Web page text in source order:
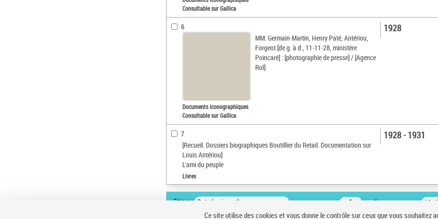
Consultable sur Gallica
6
MM. Germain-Martin, Henry Paté, Antériou,
Forgeot [de g. à d., 11-11-28, ministère
Poincaré] : [photographie de presse] / [Agence
Rol]
1928
Documents iconographiques
Consultable sur Gallica
7
[Recueil. Dossiers biographiques Boutillier du Retail. Documentation sur
Louis Antériou]
L'ami du peuple
1928 - 1931
Livres
Tri par : Date (croissant) sur 1 10
Ce site utilise des cookies et vous donne le contrôle sur ceux que vous souhaitez